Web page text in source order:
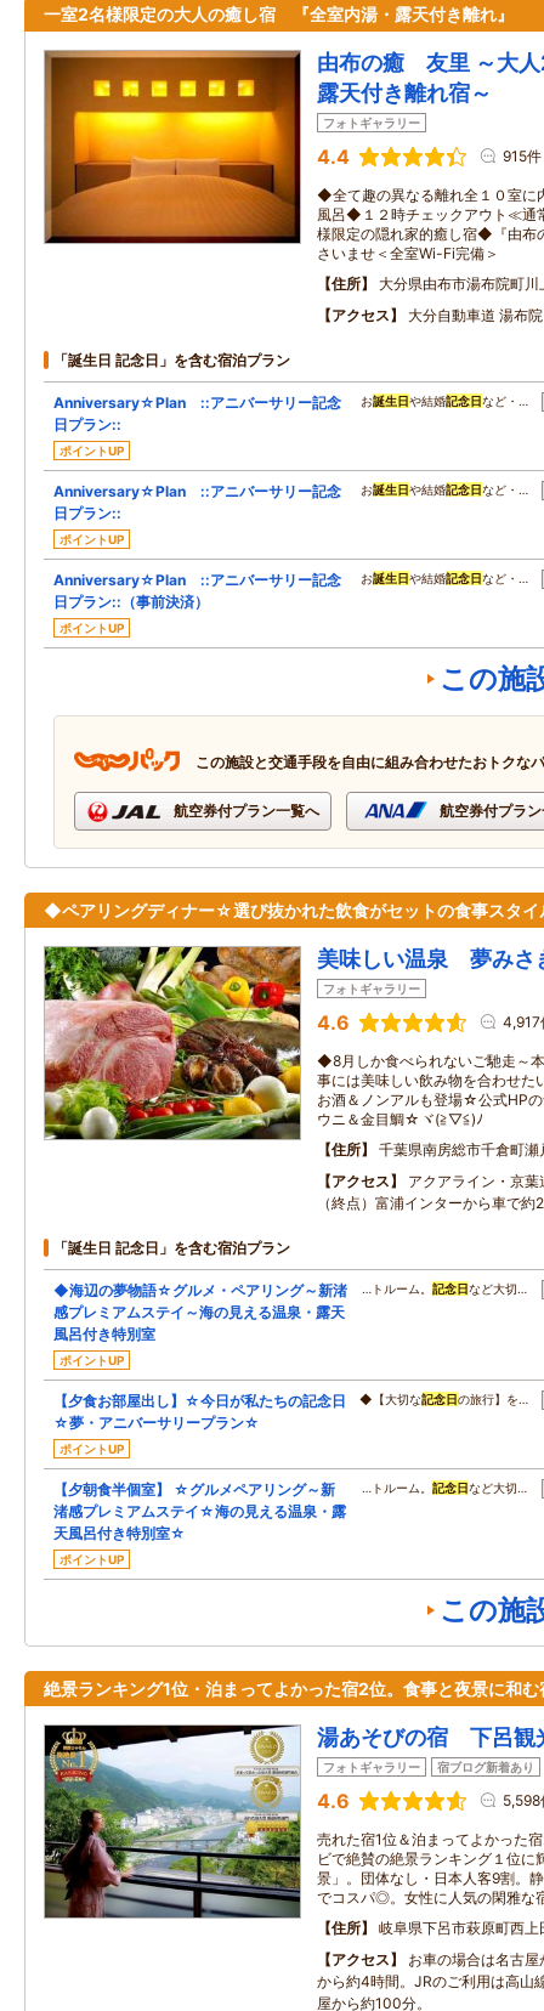
一室2名様限定の大人の癒し宿 『全室内湯・露天付き離れ』
由布の癒 友里 ～大人
露天付き離れ宿～
フォトギャラリー
4.4 915件
◆全て趣の異なる離れ全１０室に
風呂◆１２時チェックアウト≪
様限定の隠れ家的癒し宿◆『由布
さいませ＜全室Wi-Fi完備＞
住所
大分県由布市湯布院町
アクセス
大分自動車道 湯布
「誕生日 記念日」を含む宿泊プラン
Anniversary☆Plan ::アニバーサリー記念
日プラン::
ポイントUP
お誕生日や結婚記念日など・…
Anniversary☆Plan ::アニバーサリー記念
日プラン::
ポイントUP
お誕生日や結婚記念日など・…
Anniversary☆Plan ::アニバーサリー記念
日プラン::（事前決済）
ポイントUP
お誕生日や結婚記念日など・…
この施
この施設と交通手段を自由に組み合わせたおトクな
航空券付プラン一覧へ 航空券付プラ
◆ペアリングディナー☆選び抜かれた飲食がセットの食事スタ
美味しい温泉 夢みさ
フォトギャラリー
4.6 4,917
◆8月しか食べられないご馳走～
事には美味しい飲み物を合わせ
お酒＆ノンアルも登場☆公式HP
ウニ＆金目鯛☆ヾ(≧▽≦)ﾉ
住所
千葉県南房総市千倉町瀬
アクセス
アクアライン・京
（終点）富浦インターから車で約
「誕生日 記念日」を含む宿泊プラン
◆海辺の夢物語☆グルメ・ペアリング～新渚
感プレミアムステイ～海の見える温泉・露天
風呂付き特別室
ポイントUP
…トルーム。 記念日など大切…
【夕食お部屋出し】☆今日が私たちの記念日
☆夢・アニバーサリープラン☆
ポイントUP
◆【大切な記念日の旅行】を…
【夕朝食半個室】 ☆グルメペアリング～新
渚感プレミアムステイ☆海の見える温泉・露
天風呂付き特別室☆
ポイントUP
…トルーム。 記念日など大切…
この施
絶景ランキング1位・泊まってよかった宿2位。食事と夜景に和む
湯あそびの宿 下呂観
フォトギャラリー 宿ブログ新着あり
4.6 5,598
売れた宿1位＆泊まってよかった
ビで絶賛の絶景ランキング１位に
景」。団体なし・日本人客9割。
でコスパ◎。女性に人気の閑雅な
住所
岐阜県下呂市萩原町西
アクセス
お車の場合は名古
から約4時間。JRのご利用は高山
屋から約100分。